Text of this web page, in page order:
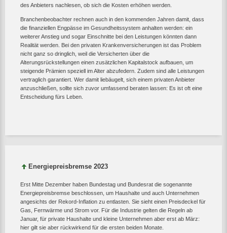
des Anbieters nachlesen, ob sich die Kosten erhöhen werden.
Branchenbeobachter rechnen auch in den kommenden Jahren damit, dass
die finanziellen Engpässe im Gesundheitssystem anhalten werden: ein
weiterer Anstieg und sogar Einschnitte bei den Leistungen könnten dann
Realität werden. Bei den privaten Krankenversicherungen ist das Problem
nicht ganz so dringlich, weil die Versicherten über die
Alterungsrückstellungen einen zusätzlichen Kapitalstock aufbauen, um
steigende Prämien speziell im Alter abzufedern. Zudem sind alle Leistungen
vertraglich garantiert. Wer damit liebäugelt, sich einem privaten Anbieter
anzuschließen, sollte sich zuvor umfassend beraten lassen: Es ist oft eine
Entscheidung fürs Leben.
Energiepreisbremse 2023
Erst Mitte Dezember haben Bundestag und Bundesrat die sogenannte
Energiepreisbremse beschlossen, um Haushalte und auch Unternehmen
angesichts der Rekord-Inflation zu entlasten. Sie sieht einen Preisdeckel für
Gas, Fernwärme und Strom vor. Für die Industrie gelten die Regeln ab
Januar, für private Haushalte und kleine Unternehmen aber erst ab März:
hier gilt sie aber rückwirkend für die ersten beiden Monate.